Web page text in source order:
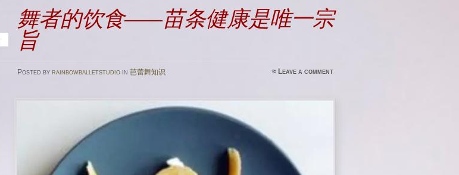
舞者的饮食——苗条健康是唯一宗
旨
Posted by rainbowballetstudioin 芭蕾舞知识 ≈ Leave a comment